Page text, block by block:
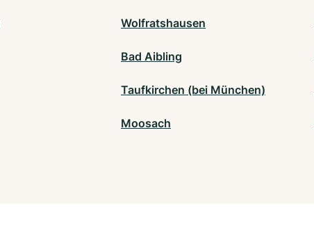
Wolfratshausen
Bad Aibling
Taufkirchen (bei München)
Moosach